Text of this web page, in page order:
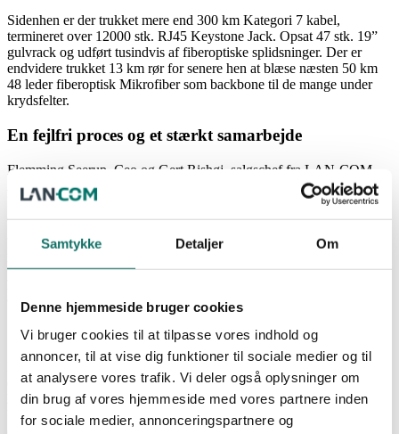
Samtykke Detaljer Om
Denne hjemmeside bruger cookies
Vi bruger cookies til at tilpasse vores indhold og
annoncer, til at vise dig funktioner til sociale medier og til
at analysere vores trafik. Vi deler også oplysninger om
din brug af vores hjemmeside med vores partnere inden
for sociale medier, annonceringspartnere og
Sidenhen er der trukket mere end 300 km Kategori 7 kabel,
termineret over 12000 stk. RJ45 Keystone Jack. Opsat 47 stk. 19”
gulvrack og udført tusindvis af fiberoptiske splidsninger. Der er
endvidere trukket 13 km rør for senere hen at blæse næsten 50 km
48 leder fiberoptisk Mikrofiber som backbone til de mange under
krydsfelter.
En fejlfri proces og et stærkt samarbejde
Flemming Seerup, Ceo og Gert Rishøj, salgschef fra LAN-COM
A/S er på evalueringsrunde på pladsen, hvor projektleder Flemming
Kjems fra Bravida Danmark viser rundt. Dette sted emmer af, at der
er brugt utallige mandetimer for at nå i mål.
næsten tre år, som projektet har stået på. Der er plads til et smil, og
humøret er da også højt hos Flemming Kjems. Årsagen er, at
Stabil performance og tidsbesparende komponenter
Henrik Andersen fra Bravida Danmark, der har stået for terminering
og test af de mange kat. 7 kabler kan fortælle, at der stort set ikke
har været fejl på kablerne, på trods af, at man har testet ved 600
MHz. Det er almindeligvis her, at sådan et projekt kan skride, hvis